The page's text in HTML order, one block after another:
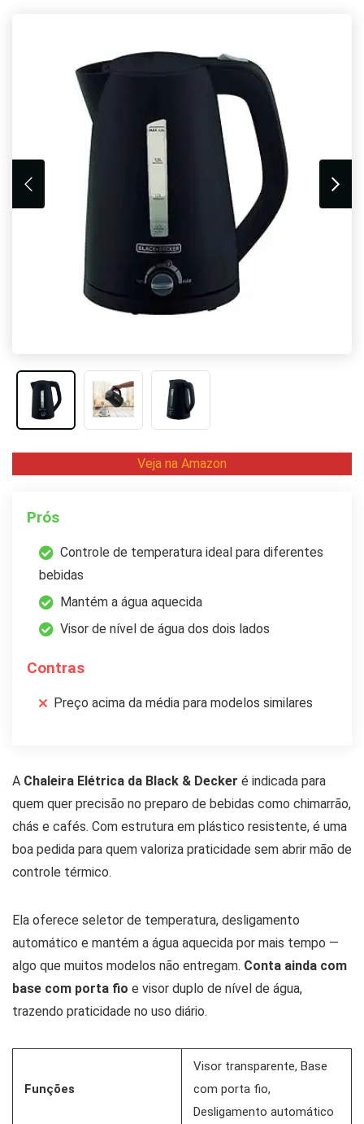
Veja na Amazon
Prós
Controle de temperatura ideal para diferentes
bebidas
Mantém a água aquecida
Visor de nível de água dos dois lados
Contras
Preço acima da média para modelos similares
A Chaleira Elétrica da Black & Decker é indicada para
quem quer precisão no preparo de bebidas como chimarrão,
chás e cafés. Com estrutura em plástico resistente, é uma
boa pedida para quem valoriza praticidade sem abrir mão de
controle térmico.
Ela oferece seletor de temperatura, desligamento
automático e mantém a água aquecida por mais tempo —
algo que muitos modelos não entregam. Conta ainda com
base com porta fio e visor duplo de nível de água,
trazendo praticidade no uso diário.
Funções
Visor transparente, Base
com porta fio,
Desligamento automático